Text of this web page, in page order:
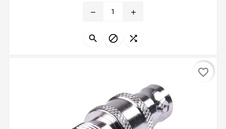
Niquelado Contacto central Oro Aislante
Disponibilidad
remove add
  
favorite_border